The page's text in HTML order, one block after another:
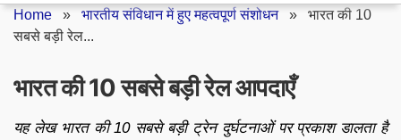
Home » भारतीय संविधान में हुए महत्वपूर्ण संशोधन» भारत की 10
सबसे बड़ी रेल...
भारत की 10 सबसे बड़ी रेल आपदाएँ
यह लेख भारत की 10 सबसे बड़ी ट्रेन दुर्घटनाओं पर प्रकाश डालता है